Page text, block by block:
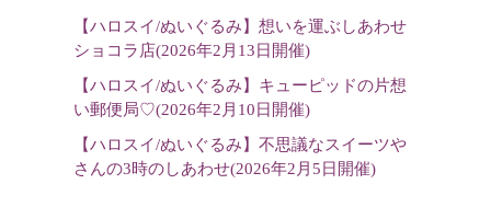
【ハロスイ/ぬいぐるみ】想いを運ぶしあわせ
ショコラ店(2026年2月13日開催)
【ハロスイ/ぬいぐるみ】キューピッドの片想
い郵便局♡(2026年2月10日開催)
【ハロスイ/ぬいぐるみ】不思議なスイーツや
さんの3時のしあわせ(2026年2月5日開催)